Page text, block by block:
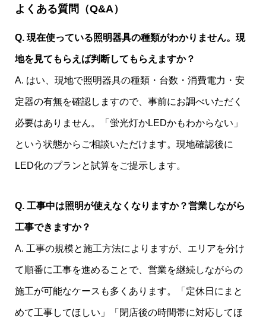
よくある質問（Q&A）
Q. 現在使っている照明器具の種類がわかりません。現
地を見てもらえば判断してもらえますか？
A. はい、現地で照明器具の種類・台数・消費電力・安
定器の有無を確認しますので、事前にお調べいただく
必要はありません。「蛍光灯かLEDかもわからない」
という状態からご相談いただけます。現地確認後に
LED化のプランと試算をご提示します。
Q. 工事中は照明が使えなくなりますか？営業しながら
工事できますか？
A. 工事の規模と施工方法によりますが、エリアを分け
て順番に工事を進めることで、営業を継続しながらの
施工が可能なケースも多くあります。「定休日にまと
めて工事してほしい」「閉店後の時間帯に対応してほ